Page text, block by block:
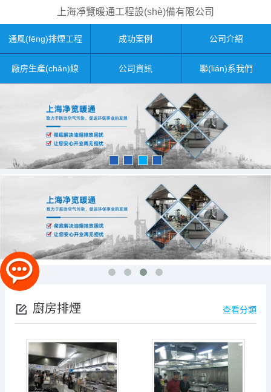
上海凈覽暖通工程設(shè)備有限公司
通風(fēng)排煙工程 成功案例 公司介紹
廠房生產(chǎn)線 公司資訊 聯(lián)系我們
廚房排煙 查看分類